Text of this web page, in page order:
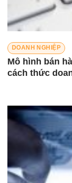
DOANH NGHIỆP
Mô hình bán
cách thức